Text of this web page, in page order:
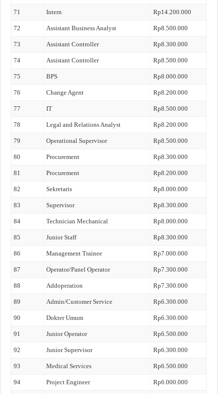
71 Intern Rp14.200.000
72 Assistant Business Analyst Rp8.500.000
73 Assistant Controller Rp8.300.000
74 Assistant Controller Rp8.500.000
75 BPS Rp8.000.000
76 Change Agent Rp8.200.000
77 IT Rp8.500.000
78 Legal and Relations Analyst Rp8.200.000
79 Operational Supervisor Rp8.500.000
80 Procurement Rp8.300.000
81 Procurement Rp8.200.000
82 Sekretaris Rp8.000.000
83 Supervisor Rp8.300.000
84 Technician Mechanical Rp8.000.000
85 Junior Staff Rp8.300.000
86 Management Trainee Rp7.000.000
87 Operator/Panel Operator Rp7.300.000
88 Addoperation Rp7.300.000
89 Admin/Customer Service Rp6.300.000
90 Dokter Umum Rp6.300.000
91 Junior Operator Rp6.500.000
92 Junior Supervisor Rp6.300.000
93 Medical Services Rp6.500.000
94 Project Engineer Rp6.000.000